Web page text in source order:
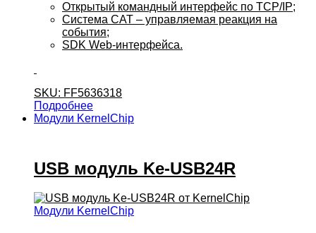
Открытый командный интерфейс по TCP/IP;
Система CAT – управляемая реакция на
события;
SDK Web-интерфейса.
SKU: FF5636318
Подробнее
Модули KernelChip
USB модуль Ke-USB24R
Модули KernelChip